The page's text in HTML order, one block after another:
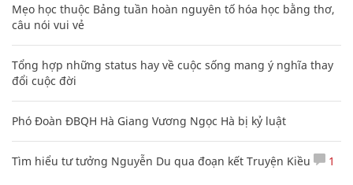
Mẹo học thuộc Bảng tuần hoàn nguyên tố hóa học bằng thơ,
câu nói vui vẻ
Tổng hợp những status hay về cuộc sống mang ý nghĩa thay
đổi cuộc đời
Phó Đoàn ĐBQH Hà Giang Vương Ngọc Hà bị kỷ luật
Tìm hiểu tư tưởng Nguyễn Du qua đoạn kết Truyện Kiều 1